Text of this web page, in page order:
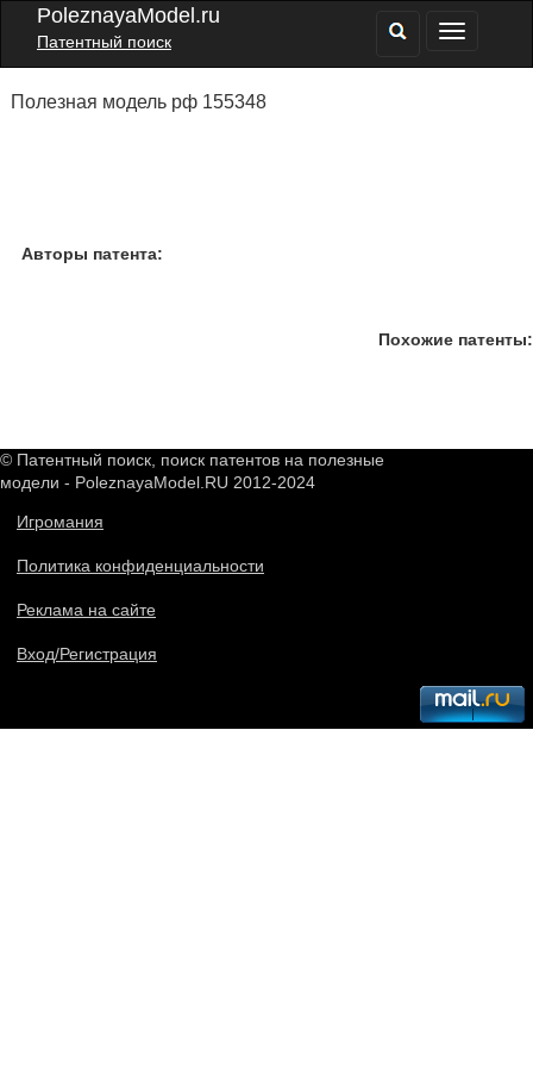
PoleznayaModel.ru
Патентный поиск
Полезная модель рф 155348
Авторы патента:
Похожие патенты:
© Патентный поиск, поиск патентов на полезные
модели - PoleznayaModel.RU 2012-2024
Игромания
Политика конфиденциальности
Реклама на сайте
Вход/Регистрация